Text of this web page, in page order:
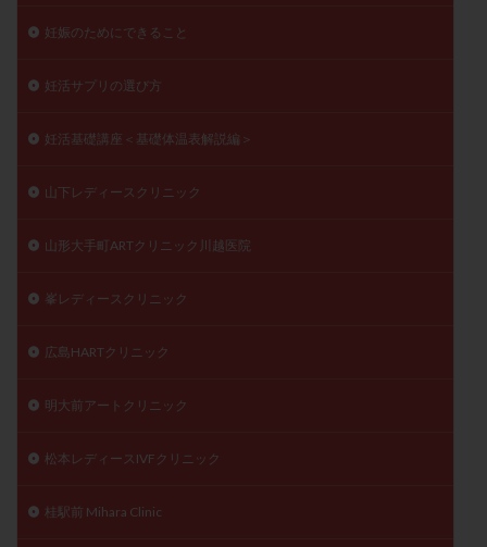
妊娠のためにできること
妊活サプリの選び方
妊活基礎講座＜基礎体温表解説編＞
山下レディースクリニック
山形大手町ARTクリニック川越医院
峯レディースクリニック
広島HARTクリニック
明大前アートクリニック
松本レディースIVFクリニック
桂駅前 Mihara Clinic